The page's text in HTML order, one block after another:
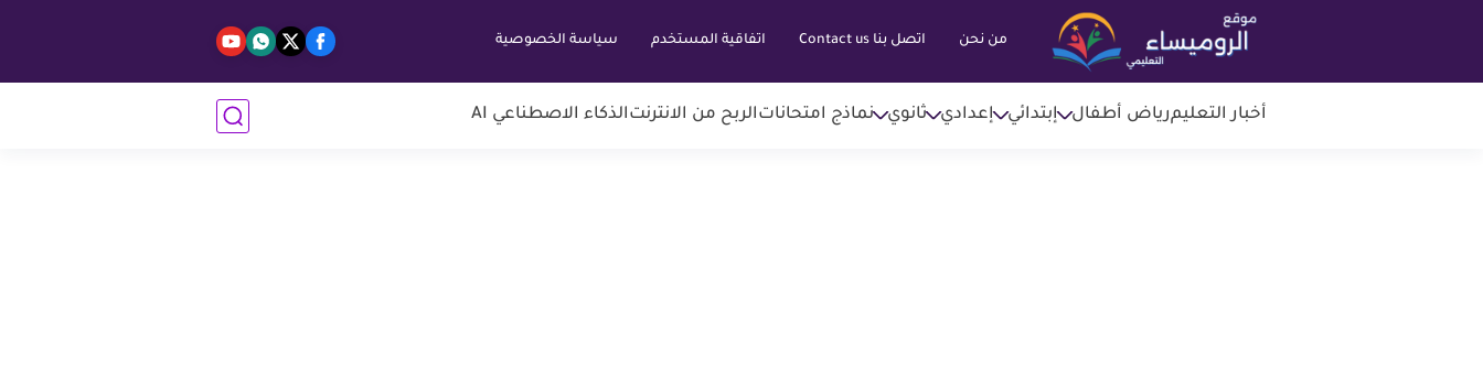
من نحن اتصل بنا Contact us اتفاقية المستخدم سياسة الخصوصية
أخبار التعليمرياض أطفال إبتدائي إعدادي ثانوي نماذج امتحاناتالربح من الانترنتالذكاء الاصطناعي AI